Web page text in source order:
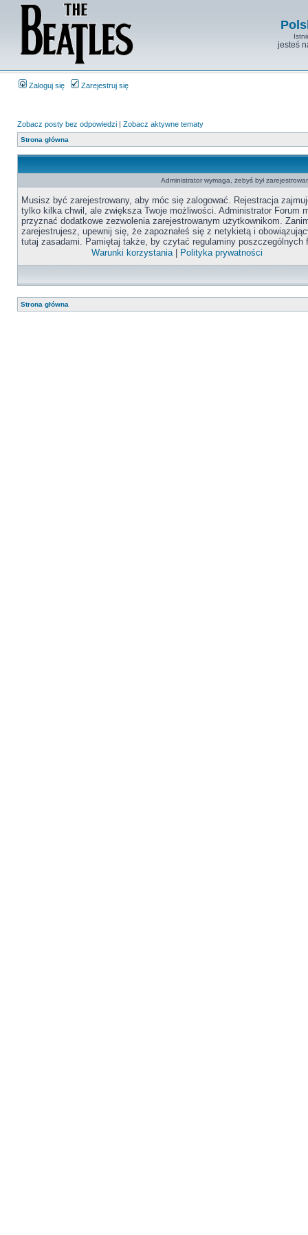
jesteś
Zaloguj się Zarejestruj się
Zobacz posty bez odpowiedzi | Zobacz aktywne tematy
Strona główna
Administrator wymaga, żebyś był
Musisz być zarejestrowany, aby móc się zalogować. Rejestracja
tylko kilka chwil, ale zwiększa Twoje możliwości. Administrator Forum
przyznać dodatkowe zezwolenia zarejestrowanym użytkownikom.
zarejestrujesz, upewnij się, że zapoznałeś się z netykietą i
tutaj zasadami. Pamiętaj także, by czytać regulaminy poszczególnych
Warunki korzystania| Polityka prywatności
Strona główna